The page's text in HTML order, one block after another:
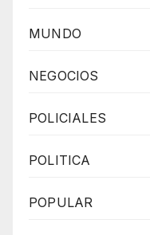
MUNDO
NEGOCIOS
POLICIALES
POLITICA
POPULAR